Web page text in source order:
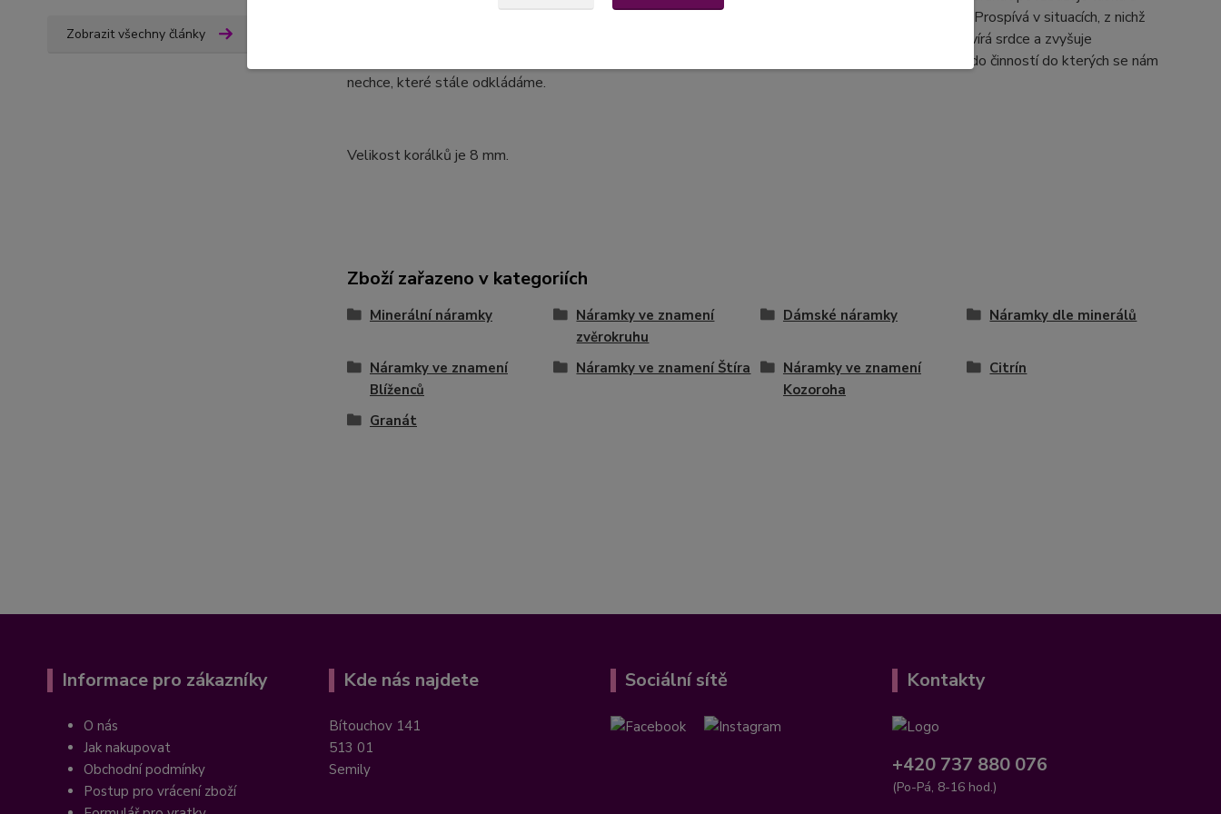
Zobrazit všechny články
oddanost. Udržuje v rovnováze sexuální touhu a napravuje sexuální touhu. Podporuje pevné vztahy. Prospívá v situacích, z nichž
do beznadějných situací. Granát otevírá srdce a zvyšuje
sebedůvěru. Probouzí štědrost a schopnost soucitu. Pomáhá nám překonat lenost a tím se pustit do činností do kterých se nám
nechce, které stále odkládáme.
Velikost korálků je 8 mm.
Zboží zařazeno v kategoriích
Minerální náramky
Náramky ve znamení
zvěrokruhu
Dámské náramky Náramky dle minerálů
Náramky ve znamení
Blíženců
Náramky ve znamení Štíra
Náramky ve znamení
Kozoroha
Citrín
Granát
Informace pro zákazníky
O nás
Jak nakupovat
Obchodní podmínky
Postup pro vrácení zboží
Kde nás najdete
Bítouchov 141
513 01
Semily
Sociální sítě Kontakty
+420 737 880 076
(Po-Pá, 8-16 hod.)